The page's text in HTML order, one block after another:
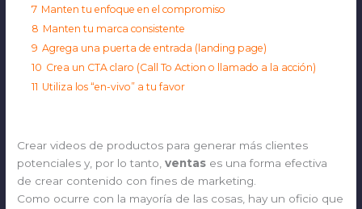
7 Manten tu enfoque en el compromiso
8 Manten tu marca consistente
9 Agrega una puerta de entrada (landing page)
10 Crea un CTA claro (Call To Action o llamado a la acción)
11 Utiliza los “en-vivo” a tu favor
Crear videos de productos para generar más clientes
potenciales y, por lo tanto,ventas es una forma efectiva
de crear contenido con fines de marketing.
Como ocurre con la mayoría de las cosas, hay un oficio que